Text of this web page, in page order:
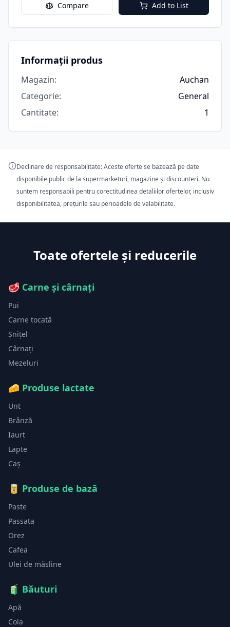
Compare Add to List
Informații produs
Magazin:
Auchan
Categorie:
General
Cantitate: 1
Declinare de responsabilitate: Aceste oferte se bazează pe date
disponibile public de la supermarketuri, magazine și discounteri. Nu
suntem responsabili pentru corectitudinea detaliilor ofertelor, inclusiv
disponibilitatea, prețurile sau perioadele de valabilitate.
Toate ofertele și reducerile
🥩 Carne și cârnați
Pui
Carne tocată
Șnițel
Cârnați
Mezeluri
🧀 Produse lactate
Unt
Brânză
Iaurt
Lapte
Caș
🥫 Produse de bază
Paste
Passata
Orez
Cafea
Ulei de măsline
🧃 Băuturi
Apă
Cola